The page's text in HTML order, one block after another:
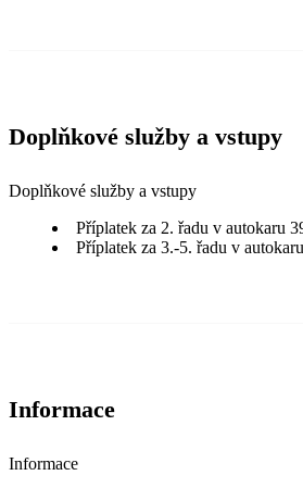
Doplňkové služby a vstupy
Doplňkové služby a vstupy
Příplatek za 2. řadu v autokaru
Příplatek za 3.-5. řadu v
Informace
Informace